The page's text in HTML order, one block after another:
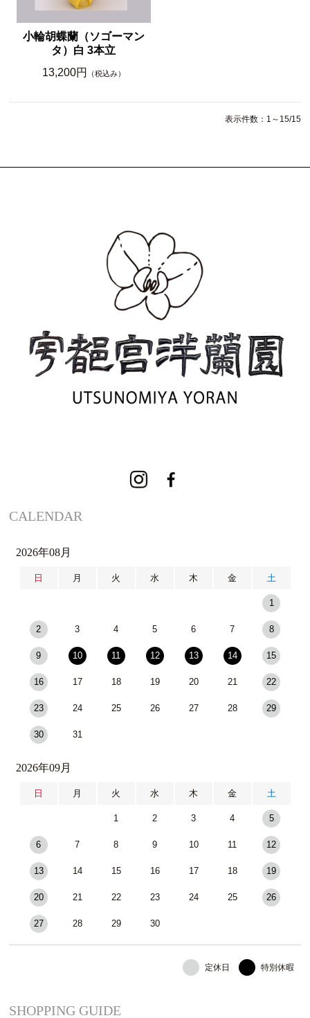
小輪胡蝶蘭（ソゴーマン
タ）白 3本立
13,200円
（税込み）
表示件数：1～15/15
CALENDAR
2026年08月
日 月 火 水 木 金 土
1
2 3 4 5 6 7 8
9 10 11 12 13 14 15
16 17 18 19 20 21 22
23 24 25 26 27 28 29
30 31
2026年09月
日 月 火 水 木 金 土
1 2 3 4 5
6 7 8 9 10 11 12
13 14 15 16 17 18 19
20 21 22 23 24 25 26
27 28 29 30
定休日 特別休暇
SHOPPING GUIDE